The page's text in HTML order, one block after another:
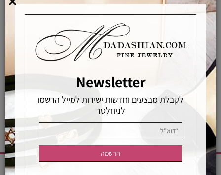
משלוחים מהירים
אפשרויות החלפה / החזרה
משלוחים מהירים רכישה מאובטחת Newsletter
לקבלת מבצעים וחדשות ישירות למייל הרשמו
לניוזלטר